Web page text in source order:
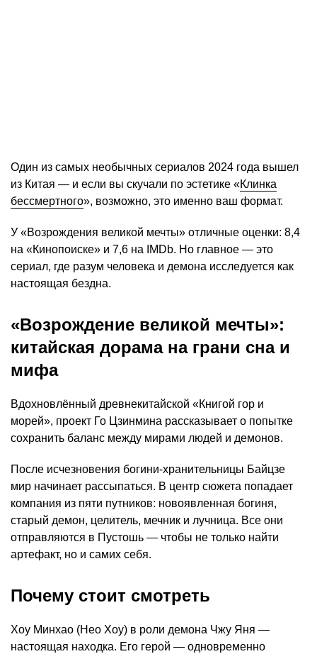
Один из самых необычных сериалов 2024 года вышел
из Китая — и если вы скучали по эстетике «Клинка
бессмертного», возможно, это именно ваш формат.
У «Возрождения великой мечты» отличные оценки: 8,4
на «Кинопоиске» и 7,6 на IMDb. Но главное — это
сериал, где разум человека и демона исследуется как
настоящая бездна.
«Возрождение великой мечты»:
китайская дорама на грани сна и
мифа
Вдохновлённый древнекитайской «Книгой гор и
морей», проект Го Цзинмина рассказывает о попытке
сохранить баланс между мирами людей и демонов.
После исчезновения богини-хранительницы Байцзе
мир начинает рассыпаться. В центр сюжета попадает
компания из пяти путников: новоявленная богиня,
старый демон, целитель, мечник и лучница. Все они
отправляются в Пустошь — чтобы не только найти
артефакт, но и самих себя.
Почему стоит смотреть
Хоу Минхао (Нео Хоу) в роли демона Чжу Яня —
настоящая находка. Его герой — одновременно